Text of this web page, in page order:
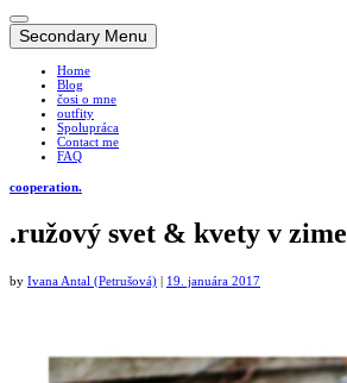
Skip
to
content
Secondary Menu
Home
Blog
čosi o mne
outfity
Spolupráca
Contact me
FAQ
cooperation.
.ružový svet & kvety v zime
by Ivana Antal (Petrušová) 19. januára 2017